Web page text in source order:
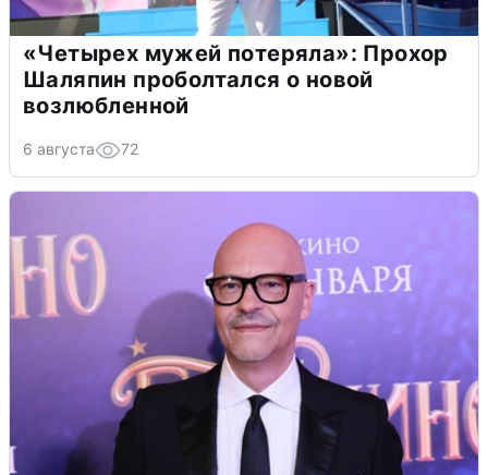
«Четырех мужей потеряла»: Прохор
Шаляпин проболтался о новой
возлюбленной
6 августа 72